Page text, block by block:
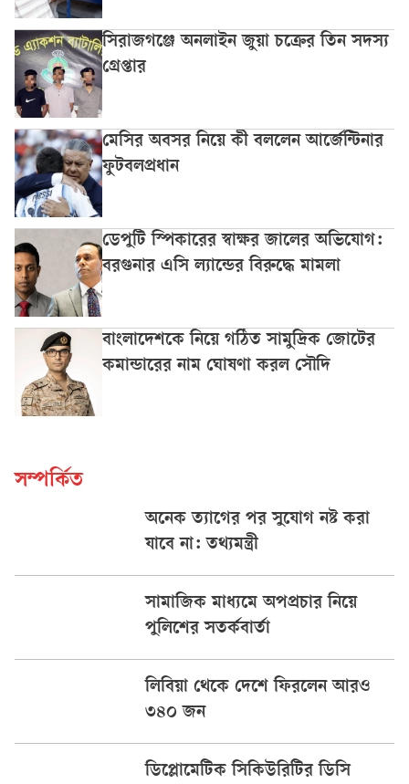
সিরাজগঞ্জে অনলাইন জুয়া চক্রের তিন সদস্য
গ্রেপ্তার
মেসির অবসর নিয়ে কী বললেন আর্জেন্টিনার
ফুটবলপ্রধান
ডেপুটি স্পিকারের স্বাক্ষর জালের অভিযোগ:
বরগুনার এসি ল্যান্ডের বিরুদ্ধে মামলা
বাংলাদেশকে নিয়ে গঠিত সামুদ্রিক জোটের
কমান্ডারের নাম ঘোষণা করল সৌদি
সম্পর্কিত
অনেক ত্যাগের পর সুযোগ নষ্ট করা
যাবে না: তথ্যমন্ত্রী
সামাজিক মাধ্যমে অপপ্রচার নিয়ে
পুলিশের সতর্কবার্তা
লিবিয়া থেকে দেশে ফিরলেন আরও
৩৪০ জন
ডিপ্লোমেটিক সিকিউরিটির ডিসি